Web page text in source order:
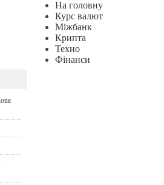
На головну
Курс валют
Міжбанк
Крипта
Техно
Фінанси